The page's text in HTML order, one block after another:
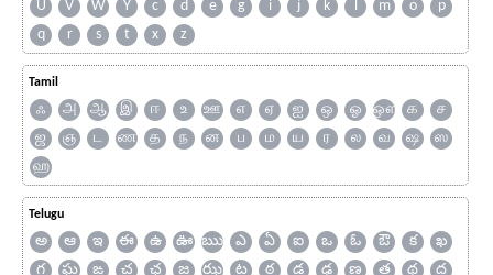
U
V W Y c d e g i j k l m o
p
q
r s t x z
Tamil
ஃ அ ஆ இ ஈ உ ஊ எ ஏ ஐ ஒ ஓ ஔ க
ச
ஜ
ஞ ட ண த ந ன ப ம ய ர ல வ ஷ
ஸ
ஹ
Telugu
అ ఆ ఇ ఈ ఉ ఊ ఋ ఎ ఏ ఐ ఒ ఓ ఔ క
ఖ
గ
ఘ ఙ చ ఛ జ ఝ ట ఠ డ ఢ ణ త థ
ద